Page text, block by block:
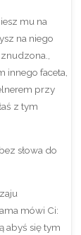
mu na
na niego
innego faceta,
przy
z tym
słowa do
mówi Ci:
abyś się tym